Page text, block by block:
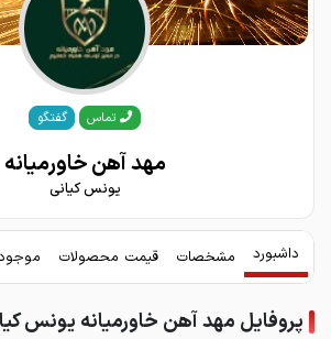
تماس گفتگو
مهد آهن خاورمیانه
یونس کیانی
داشبورد مشخصات قیمت محصولات
پروفایل مهد آهن خاورمیانه یونس